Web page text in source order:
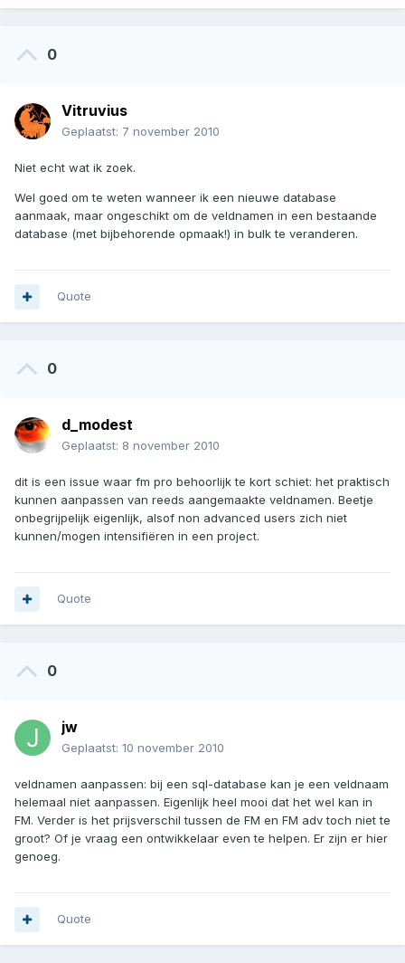
0
Vitruvius
Geplaatst: 7 november 2010
Niet echt wat ik zoek.
Wel goed om te weten wanneer ik een nieuwe database
aanmaak, maar ongeschikt om de veldnamen in een bestaande
database (met bijbehorende opmaak!) in bulk te veranderen.
Quote
0
d_modest
Geplaatst: 8 november 2010
dit is een issue waar fm pro behoorlijk te kort schiet: het praktisch
kunnen aanpassen van reeds aangemaakte veldnamen. Beetje
onbegrijpelijk eigenlijk, alsof non advanced users zich niet
kunnen/mogen intensifiëren in een project.
Quote
0
jw
Geplaatst: 10 november 2010
veldnamen aanpassen: bij een sql-database kan je een veldnaam
helemaal niet aanpassen. Eigenlijk heel mooi dat het wel kan in
FM. Verder is het prijsverschil tussen de FM en FM adv toch niet te
groot? Of je vraag een ontwikkelaar even te helpen. Er zijn er hier
genoeg.
Quote